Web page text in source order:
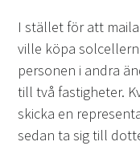
I stället för att
ville köpa
personen i andra
till två fastigheter.
skicka en
sedan ta sig till